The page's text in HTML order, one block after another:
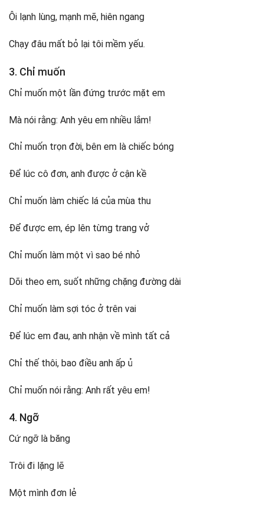
Ôi lạnh lùng, mạnh mẽ, hiên ngang
Chạy đâu mất bỏ lại tôi mềm yếu.
3. Chỉ muốn
Chỉ muốn một lần đứng trước mặt em
Mà nói rằng: Anh yêu em nhiều lắm!
Chỉ muốn trọn đời, bên em là chiếc bóng
Để lúc cô đơn, anh được ở cận kề
Chỉ muốn làm chiếc lá của mùa thu
Để được em, ép lên từng trang vở
Chỉ muốn làm một vì sao bé nhỏ
Dõi theo em, suốt những chặng đường dài
Chỉ muốn làm sợi tóc ở trên vai
Để lúc em đau, anh nhận về mình tất cả
Chỉ thế thôi, bao điều anh ấp ủ
Chỉ muốn nói rằng: Anh rất yêu em!
4. Ngỡ
Cứ ngỡ là băng
Trôi đi lặng lẽ
Một mình đơn lẻ